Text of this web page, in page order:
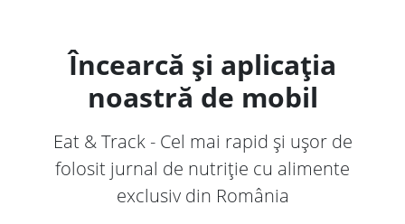
Încearcă și aplicația
noastră de mobil
Eat & Track - Cel mai rapid și ușor de
folosit jurnal de nutriție cu alimente
exclusiv din România